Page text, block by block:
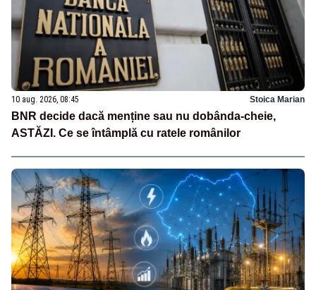
10 aug. 2026, 08:45 Stoica Marian
BNR decide dacă menține sau nu dobânda-cheie,
ASTĂZI. Ce se întâmplă cu ratele românilor